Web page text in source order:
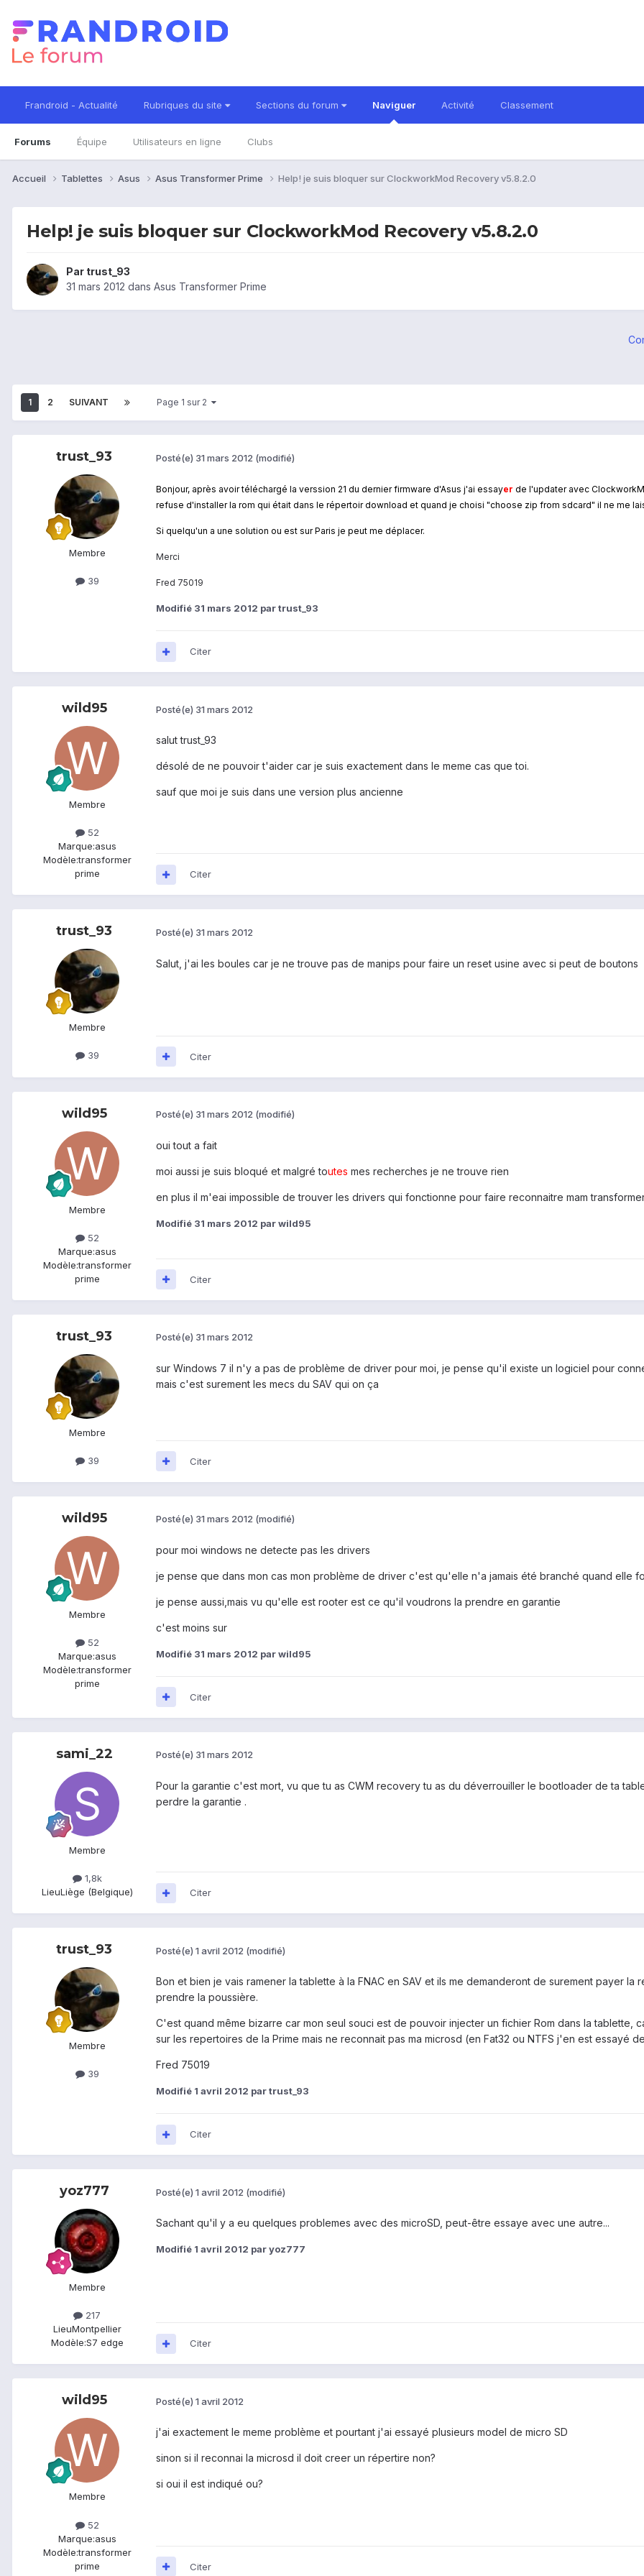
Frandroid - Actualité Rubriques du site Sections du forum Naviguer
Forums Équipe Utilisateurs en ligne Clubs
Activité Classement
Accueil Tablettes Asus Asus Transformer Prime Help! je suis bloquer sur ClockworkMod Recovery v5.8.2.0
Help! je suis bloquer sur ClockworkMod Recovery v5.8.2.0
Par trust_93
31 mars 2012 dans Asus Transformer Prime
1 2 SUIVANT Page 1 sur 2
trust_93
Membre
39
Posté(e) 31 mars 2012 (modifié)
Bonjour, après avoir téléchargé la verssion 21 du dernier firmware d'Asus j'ai essayer de l'updater avec
refuse d'installer la rom qui était dans le répertoir download et quand je choisi "choose zip from sdcard" il ne me
Si quelqu'un a une solution ou est sur Paris je peut me déplacer.
Merci
Fred 75019
Modifié 31 mars 2012 par trust_93
Citer
wild95
Membre
52
Marque:asus
Modèle:transformer
prime
Posté(e) 31 mars 2012
salut trust_93
désolé de ne pouvoir t'aider car je suis exactement dans le meme cas que toi.
sauf que moi je suis dans une version plus ancienne
Citer
trust_93
Membre
39
Posté(e) 31 mars 2012
Salut, j'ai les boules car je ne trouve pas de manips pour faire un reset usine avec si peut de boutons
Citer
wild95
Membre
52
Marque:asus
Modèle:transformer
prime
Posté(e) 31 mars 2012 (modifié)
oui tout a fait
moi aussi je suis bloqué et malgré toutes mes recherches je ne trouve rien
en plus il m'eai impossible de trouver les drivers qui fonctionne pour faire reconnaitre mam
Modifié 31 mars 2012 par wild95
Citer
trust_93
Membre
39
Posté(e) 31 mars 2012
sur Windows 7 il n'y a pas de problème de driver pour moi, je pense qu'il existe un logiciel pour
mais c'est surement les mecs du SAV qui on ça
Citer
wild95
Membre
52
Marque:asus
Modèle:transformer
prime
Posté(e) 31 mars 2012 (modifié)
pour moi windows ne detecte pas les drivers
je pense que dans mon cas mon problème de driver c'est qu'elle n'a jamais été branché quand elle
je pense aussi,mais vu qu'elle est rooter est ce qu'il voudrons la prendre en garantie
c'est moins sur
Modifié 31 mars 2012 par wild95
Citer
sami_22
Membre
1,8k
LieuLiège (Belgique)
Posté(e) 31 mars 2012
Pour la garantie c'est mort, vu que tu as CWM recovery tu as du déverrouiller le bootloader de ta
perdre la garantie .
Citer
trust_93
Membre
39
Posté(e) 1 avril 2012 (modifié)
Bon et bien je vais ramener la tablette à la FNAC en SAV et ils me demanderont de surement payer
prendre la poussière.
C'est quand même bizarre car mon seul souci est de pouvoir injecter un fichier Rom dans la
sur les repertoires de la Prime mais ne reconnait pas ma microsd (en Fat32 ou NTFS j'en est essayé
Fred 75019
Modifié 1 avril 2012 par trust_93
Citer
yoz777
Membre
217
LieuMontpellier
Modèle:S7 edge
Posté(e) 1 avril 2012 (modifié)
Sachant qu'il y a eu quelques problemes avec des microSD, peut-être essaye avec une autre...
Modifié 1 avril 2012 par yoz777
Citer
wild95
Membre
52
Marque:asus
Modèle:transformer
prime
Posté(e) 1 avril 2012
j'ai exactement le meme problème et pourtant j'ai essayé plusieurs model de micro SD
sinon si il reconnai la microsd il doit creer un répertire non?
si oui il est indiqué ou?
Citer